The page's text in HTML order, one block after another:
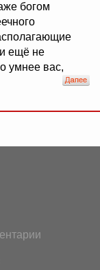
богом
ещё не
умнее вас,